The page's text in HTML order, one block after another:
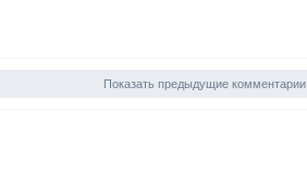
Показать предыдущие комментарии